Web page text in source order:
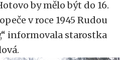
by mělo být do 16.
v roce 1945 Rudou
informovala starostka